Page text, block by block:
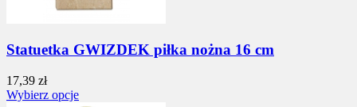
Statuetka GWIZDEK piłka nożna 16 cm
17,39 zł
Wybierz opcje